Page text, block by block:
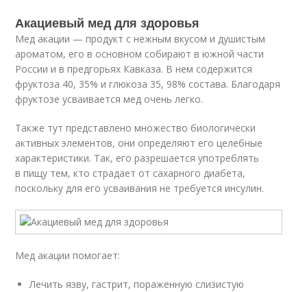
Акациевый мед для здоровья
Мед акации — продукт с нежным вкусом и душистым
ароматом, его в основном собирают в южной части
России и в предгорьях Кавказа. В нем содержится
фруктоза 40, 35% и глюкоза 35, 98% состава. Благодаря
фруктозе усваивается мед очень легко.
Также тут представлено множество биологически
активных элементов, они определяют его целебные
характеристики. Так, его разрешается употреблять
в пищу тем, кто страдает от сахарного диабета,
поскольку для его усваивания не требуется инсулин.
Мед акации помогает:
Лечить язву, гастрит, пораженную слизистую